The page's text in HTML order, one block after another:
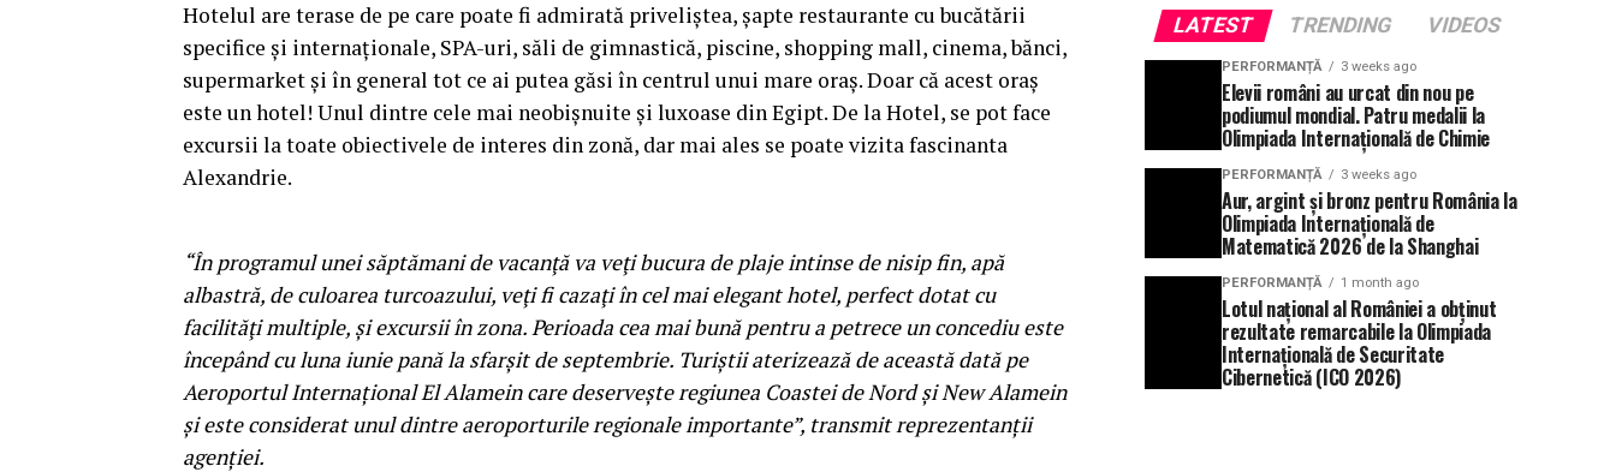
Hotelul are terase de pe care poate fi admirată priveliștea, șapte restaurante cu bucătării
specifice și internaționale, SPA-uri, săli de gimnastică, piscine, shopping mall, cinema, bănci,
supermarket și în general tot ce ai putea găsi în centrul unui mare oraș. Doar că acest oraș
este un hotel! Unul dintre cele mai neobișnuite și luxoase din Egipt. De la Hotel, se pot face
excursii la toate obiectivele de interes din zonă, dar mai ales se poate vizita fascinanta
Alexandrie.
“În programul unei săptămani de vacanţă va veţi bucura de plaje intinse de nisip fin, apă
albastră, de culoarea turcoazului, veţi fi cazaţi în cel mai elegant hotel, perfect dotat cu
facilităţi multiple, și excursii în zona. Perioada cea mai bună pentru a petrece un concediu este
începând cu luna iunie pană la sfarșit de septembrie. Turiștii aterizează de această dată pe
Aeroportul Internațional El Alamein care deservește regiunea Coastei de Nord și New Alamein
și este considerat unul dintre aeroporturile regionale importante”, transmit reprezentanții
agenției.
LATEST TRENDING VIDEOS
PERFORMANȚĂ 3 weeks ago
Elevii români au urcat din nou pe
podiumul mondial. Patru medalii la
Olimpiada Internațională de Chimie
PERFORMANȚĂ 3 weeks ago
Aur, argint și bronz pentru România la
Olimpiada Internațională de
Matematică 2026 de la Shanghai
PERFORMANȚĂ 1 month ago
Lotul național al României a obținut
rezultate remarcabile la Olimpiada
Internațională de Securitate
Cibernetică (ICO 2026)